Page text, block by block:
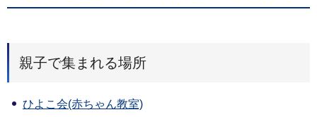
親子で集まれる場所
ひよこ会(赤ちゃん教室)